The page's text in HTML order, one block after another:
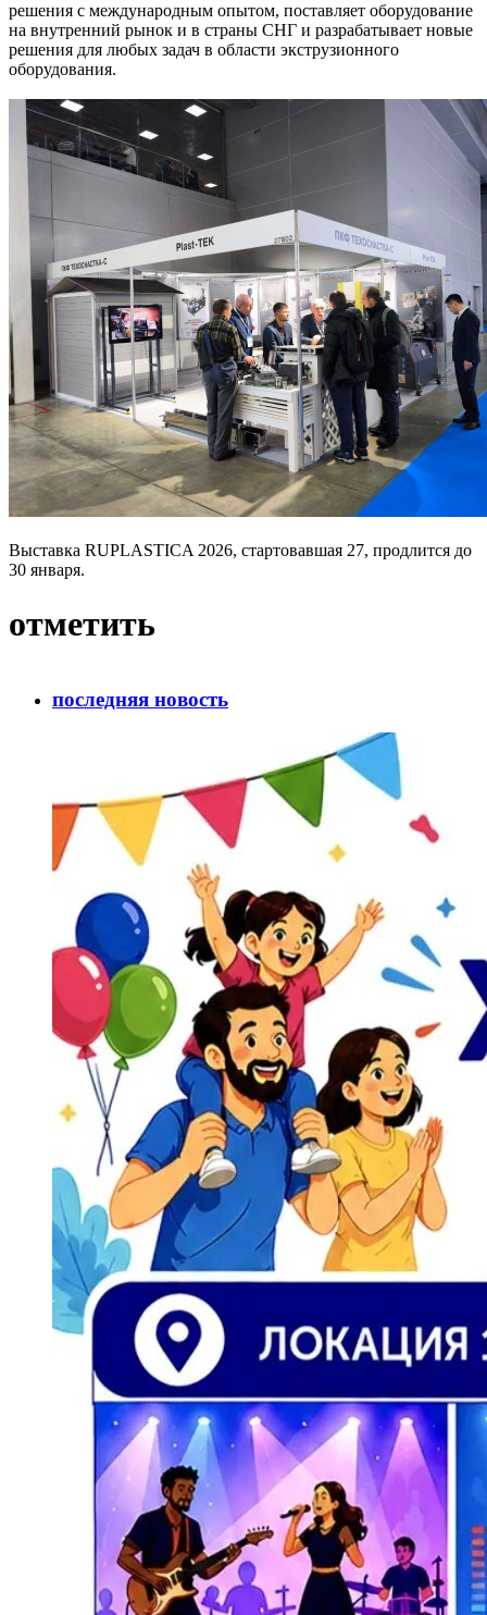
решения с международным опытом, поставляет оборудование
на внутренний рынок и в страны СНГ и разрабатывает новые
решения для любых задач в области экструзионного
оборудования.
Выставка RUPLASTICA 2026, стартовавшая 27, продлится до
30 января.
отметить
последняя новость